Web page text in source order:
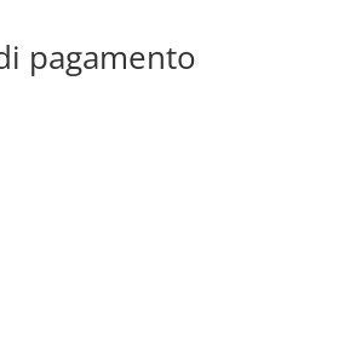
pagamento